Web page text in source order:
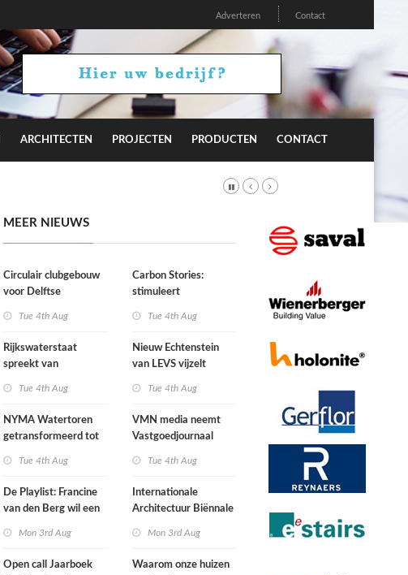
Adverteren Contact
ARCHITECTEN PROJECTEN PRODUCTEN CONTACT
MEER NIEUWS
Circulair clubgebouw
voor Delftse
Tue 4th Aug
Rijkswaterstaat
spreekt van
door droogte
Tue 4th Aug
NYMA Watertoren
getransformeerd tot
makersplaats in
Nijmegen
Tue 4th Aug
De Playlist: Francine
van den Berg wil een
Mon 3rd Aug
Open call Jaarboek
Carbon Stories:
stimuleert
duurzaam gedrag?
Tue 4th Aug
Nieuw Echtenstein
van LEVS vijzelt
restruimte op
Tue 4th Aug
VMN media neemt
Vastgoedjournaal
Tue 4th Aug
Internationale
Architectuur Biënnale
Mon 3rd Aug
Waarom onze huizen